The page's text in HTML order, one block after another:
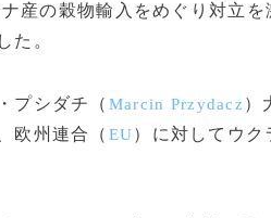
ナ産の穀物輸入をめぐり対立
た。
プシダチ（ Marcin Przydacz）
欧州連合（ EU）に対してウ